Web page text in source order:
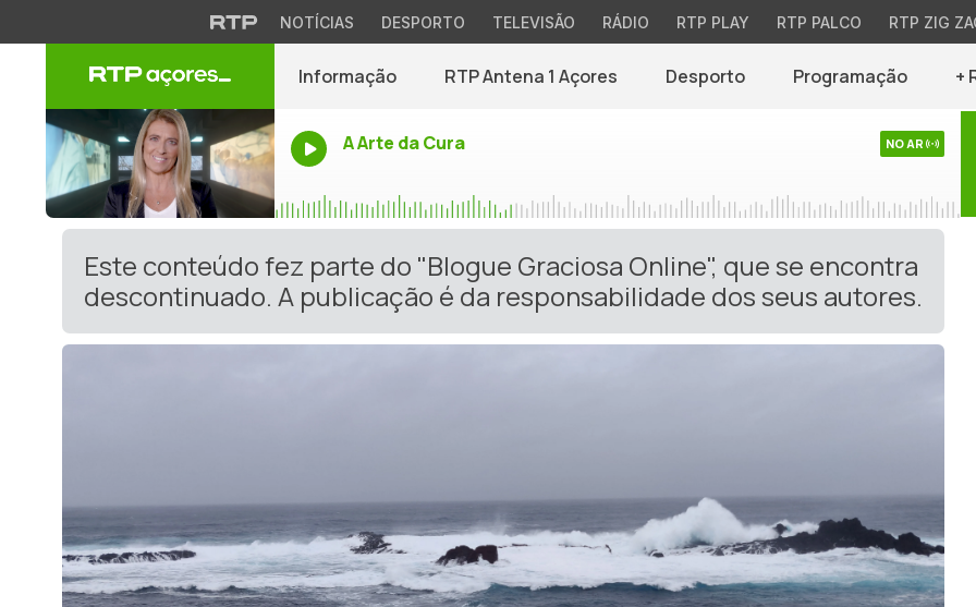
NOTÍCIAS DESPORTO TELEVISÃO RÁDIO RTP PLAY RTP PALCO RTP ZIG
Informação RTP Antena 1 Açores Desporto Programação +
A Arte da Cura NO AR
Este conteúdo fez parte do "Blogue Graciosa Online", que se encontra
descontinuado. A publicação é da responsabilidade dos seus autores.